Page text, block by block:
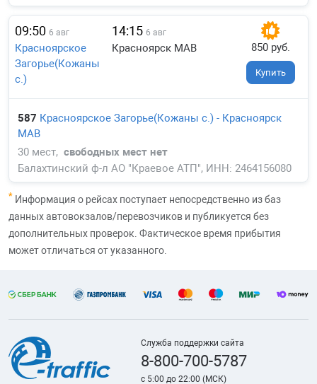
09:50 6 авг
Красноярское
Загорье(Кожаны
с.)
14:15 6 авг
Красноярск МАВ
587 Красноярское Загорье(Кожаны с.) - Красноярск
МАВ
30 мест, свободных мест нет
Балахтинский ф-л АО "Краевое АТП", ИНН: 2464156080
850 руб.
Купить
* Информация о рейсах поступает непосредственно из баз
данных автовокзалов/перевозчиков и публикуется без
дополнительных проверок. Фактическое время прибытия
может отличаться от указанного.
Служба поддержки сайта
8-800-700-5787
с 5:00 до 22:00 (МСК)